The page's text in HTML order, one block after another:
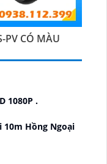
PV CÓ MÀU
1080P .
10m Hồng Ngoại